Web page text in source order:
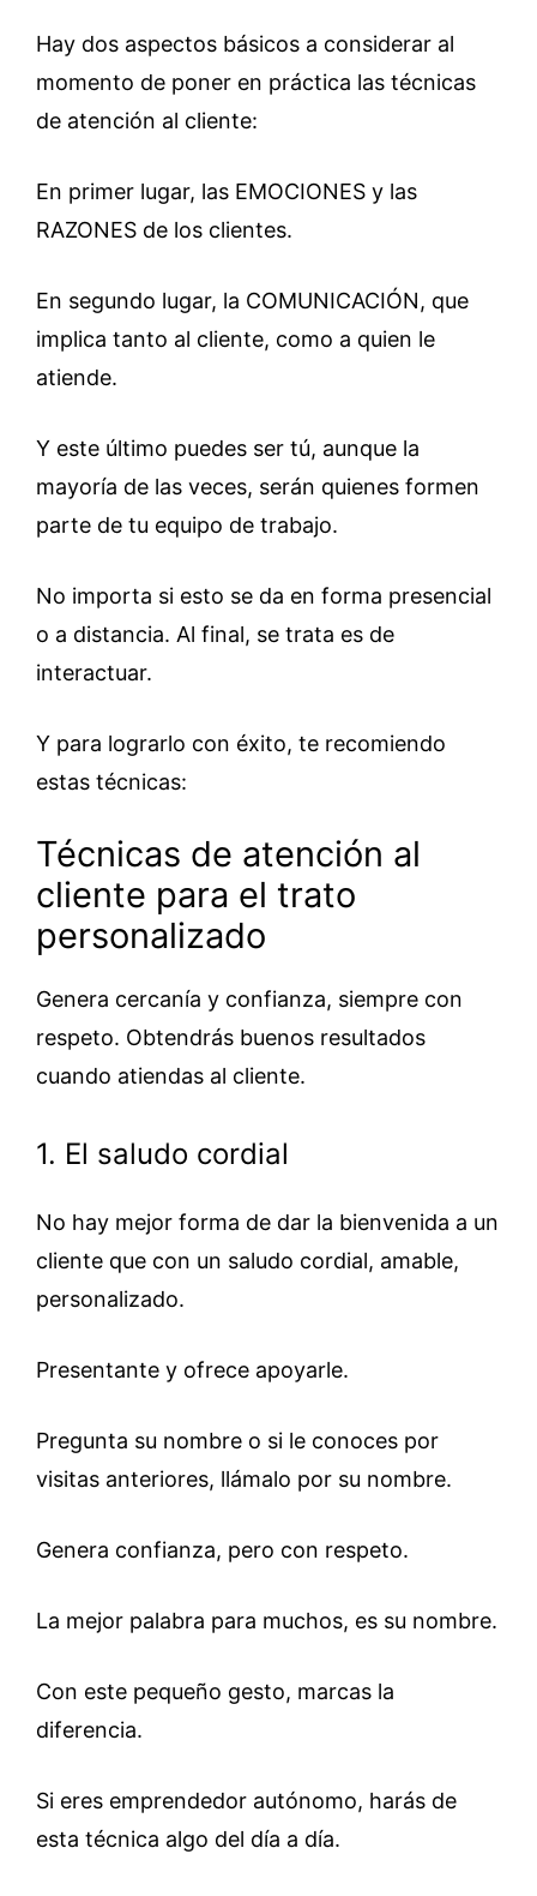
Hay dos aspectos básicos a considerar al
momento de poner en práctica las técnicas
de atención al cliente:
En primer lugar, las EMOCIONES y las
RAZONES de los clientes.
En segundo lugar, la COMUNICACIÓN, que
implica tanto al cliente, como a quien le
atiende.
Y este último puedes ser tú, aunque la
mayoría de las veces, serán quienes formen
parte de tu equipo de trabajo.
No importa si esto se da en forma presencial
o a distancia. Al final, se trata es de
interactuar.
Y para lograrlo con éxito, te recomiendo
estas técnicas:
Técnicas de atención al
cliente para el trato
personalizado
Genera cercanía y confianza, siempre con
respeto. Obtendrás buenos resultados
cuando atiendas al cliente.
1. El saludo cordial
No hay mejor forma de dar la bienvenida a un
cliente que con un saludo cordial, amable,
personalizado.
Presentante y ofrece apoyarle.
Pregunta su nombre o si le conoces por
visitas anteriores, llámalo por su nombre.
Genera confianza, pero con respeto.
La mejor palabra para muchos, es su nombre.
Con este pequeño gesto, marcas la
diferencia.
Si eres emprendedor autónomo, harás de
esta técnica algo del día a día.